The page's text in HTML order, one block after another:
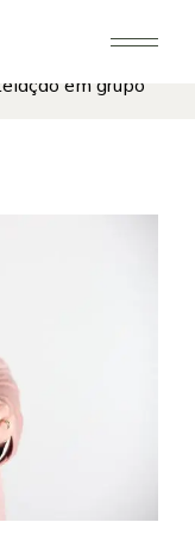
em grupo